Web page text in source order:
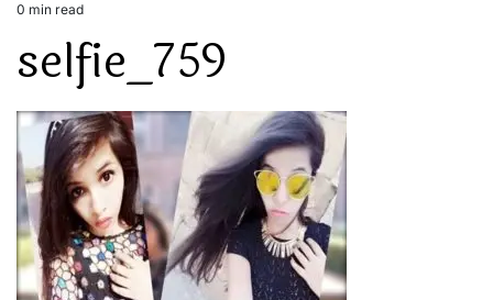
Estimated
time
0 min read
selfie_759